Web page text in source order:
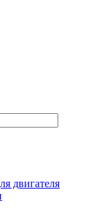
двигателя